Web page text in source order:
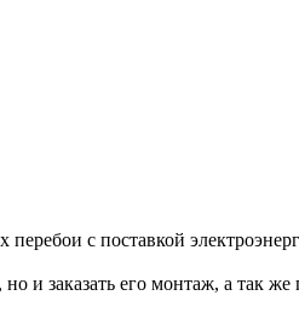
с поставкой
, но и заказать его монтаж, а так